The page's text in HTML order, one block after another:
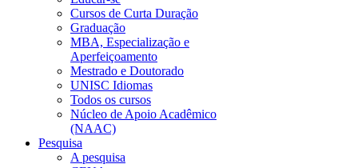
Cursos de Curta Duração
Graduação
MBA, Especialização e
Aperfeiçoamento
Mestrado e Doutorado
UNISC Idiomas
Todos os cursos
Núcleo de Apoio Acadêmico
(NAAC)
Pesquisa
A pesquisa